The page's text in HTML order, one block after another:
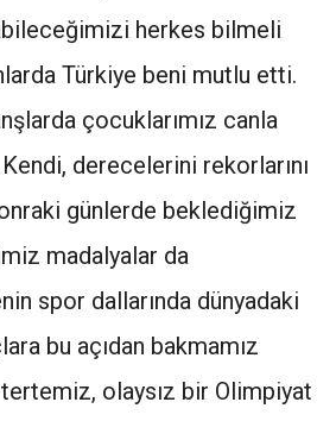
herkes bilmeli
Türkiye beni mutlu etti.
çocuklarımız canla
Kendi, derecelerini rekorlarını
günlerde beklediğimiz
madalyalar da
spor dallarında dünyadaki
bu açıdan bakmamız
olaysız bir Olimpiyat